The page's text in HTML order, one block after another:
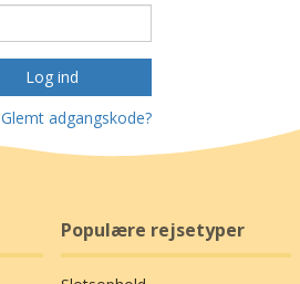
Log ind
Glemt adgangskode?
Populære rejsetyper